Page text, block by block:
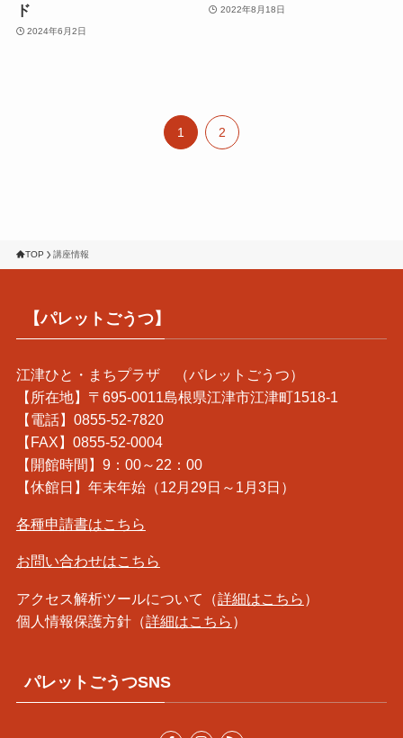
ド
2024年6月2日
2022年8月18日
1 2
TOP 講座情報
【パレットごうつ】
江津ひと・まちプラザ （パレットごうつ）
【所在地】〒695-0011島根県江津市江津町1518-1
【電話】0855-52-7820
【FAX】0855-52-0004
【開館時間】9：00～22：00
【休館日】年末年始（12月29日～1月3日）
各種申請書はこちら
お問い合わせはこちら
アクセス解析ツールについて（詳細はこちら ）
個人情報保護方針（詳細はこちら ）
パレットごうつSNS